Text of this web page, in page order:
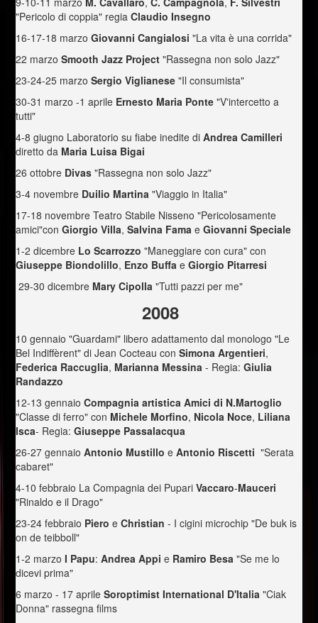
"Pericolo di coppia" regiaClaudio Insegno
16-17-18 marzoGiovanni Cangialosi"La vita è una corrida"
22 marzoSmooth Jazz Project"Rassegna non solo Jazz"
23-24-25 marzoSergio Viglianese"Il consumista"
30-31 marzo -1 aprile Ernesto Maria Ponte"V'intercetto a
tutti"
4-8 giugno Laboratorio su fiabe inedite diAndrea Camilleri
diretto da Maria Luisa Bigai
26 ottobre Divas"Rassegna non solo Jazz"
3-4 novembre Duilio Martina"Viaggio in Italia"
17-18 novembre Teatro Stabile Nisseno "Pericolosamente
amici"conGiorgio Villa,Salvina FamaeGiovanni Speciale
1-2 dicembre Lo Scarrozzo"Maneggiare con cura" con
Giuseppe Biondolillo, Enzo BuffaeGiorgio Pitarresi
29-30 dicembre Mary Cipolla"Tutti pazzi per me"
2008
10 gennaio "Guardami" libero adattamento dal monologo "Le
Bel Indiffèrent" di Jean Cocteau conSimona Argentieri,
Federica Raccuglia, Marianna Messina- Regia:Giulia
Randazzo
12-13 gennaioCompagnia artistica Amici di N.Martoglio
"Classe di ferro" con Michele Morfino, Nicola Noce, Liliana
Isca- Regia:Giuseppe Passalacqua
26-27 gennaioAntonio MustilloeAntonio Riscetti"Serata
cabaret"
4-10 febbraio La Compagnia dei PupariVaccaro-Mauceri
"Rinaldo e il Drago"
23-24 febbraio Piero eChristian - I cigini microchip "De buk is
on de teibboll"
1-2 marzoI Papu:Andrea Appie Ramiro Besa"Se me lo
dicevi prima"
6 marzo - 17 aprileSoroptimist International D'Italia"Ciak
Donna" rassegna films